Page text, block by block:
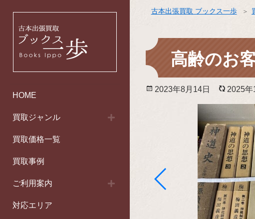
HOME
買取ジャンル
買取価格一覧
買取事例
ご利用案内
対応エリア
古本出張買取 ブックス一歩
高齢のお
投
2023年8月14日
更
新
2025年